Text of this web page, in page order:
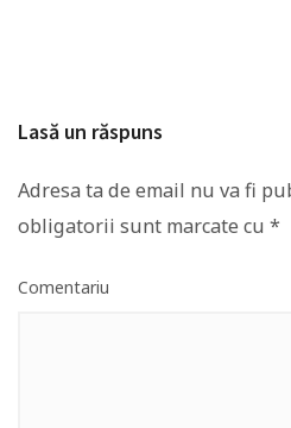
Lasă un răspuns
Adresa ta de email nu va fi
obligatorii sunt marcate cu *
Comentariu